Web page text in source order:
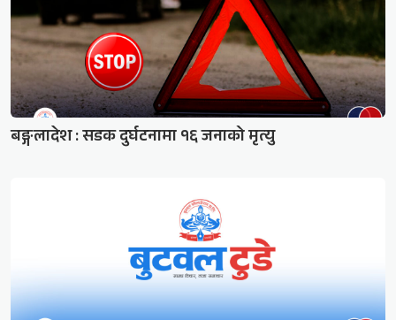
बङ्गलादेश : सडक दुर्घटनामा १६ जनाको मृत्यु